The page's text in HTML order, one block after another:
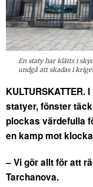
En staty har klätts i
undgå att skadas i
statyer, fönster
plockas värdefulla
en kamp mot
– Vi gör allt för att
Tarchanova.